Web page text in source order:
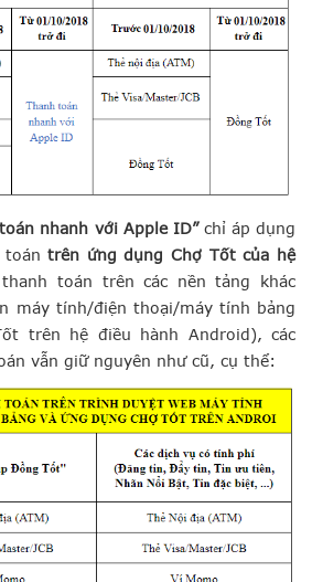
nhanh với Apple ID”chỉ áp dụng
toántrên ứng dụng Chợ Tốt của hệ
toán trên các nền tảng khác
máy tính/điện thoại/máy tính bảng
trên hệ điều hành Android), các
vẫn giữ nguyên như cũ, cụ thể: